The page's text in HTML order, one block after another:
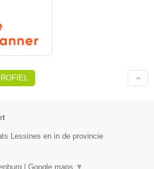
Lessines en in de provincie
| Google maps ▼